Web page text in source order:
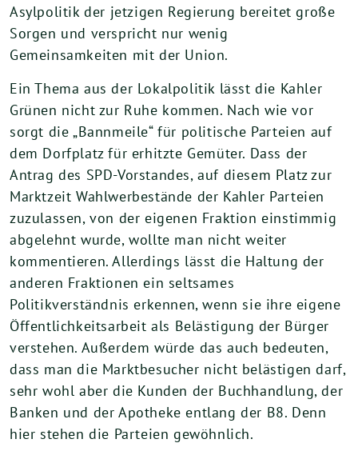
Asylpolitik der jetzigen Regierung bereitet große
Sorgen und verspricht nur wenig
Gemeinsamkeiten mit der Union.
Ein Thema aus der Lokalpolitik lässt die Kahler
Grünen nicht zur Ruhe kommen. Nach wie vor
sorgt die „Bannmeile“ für politische Parteien auf
dem Dorfplatz für erhitzte Gemüter. Dass der
Antrag des SPD-Vorstandes, auf diesem Platz zur
Marktzeit Wahlwerbestände der Kahler Parteien
zuzulassen, von der eigenen Fraktion einstimmig
abgelehnt wurde, wollte man nicht weiter
kommentieren. Allerdings lässt die Haltung der
anderen Fraktionen ein seltsames
Politikverständnis erkennen, wenn sie ihre eigene
Öffentlichkeitsarbeit als Belästigung der Bürger
verstehen. Außerdem würde das auch bedeuten,
dass man die Marktbesucher nicht belästigen darf,
sehr wohl aber die Kunden der Buchhandlung, der
Banken und der Apotheke entlang der B8. Denn
hier stehen die Parteien gewöhnlich.